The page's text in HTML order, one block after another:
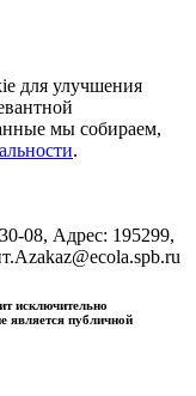
для улучшения
мы собираем,
.
08, Адрес: 195299,
zakaz@ecola.spb.ru
исключительно
является публичной